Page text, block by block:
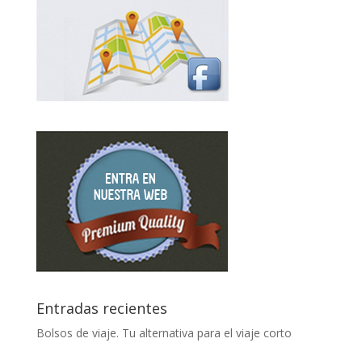
Entradas recientes
Bolsos de viaje. Tu alternativa para el viaje corto